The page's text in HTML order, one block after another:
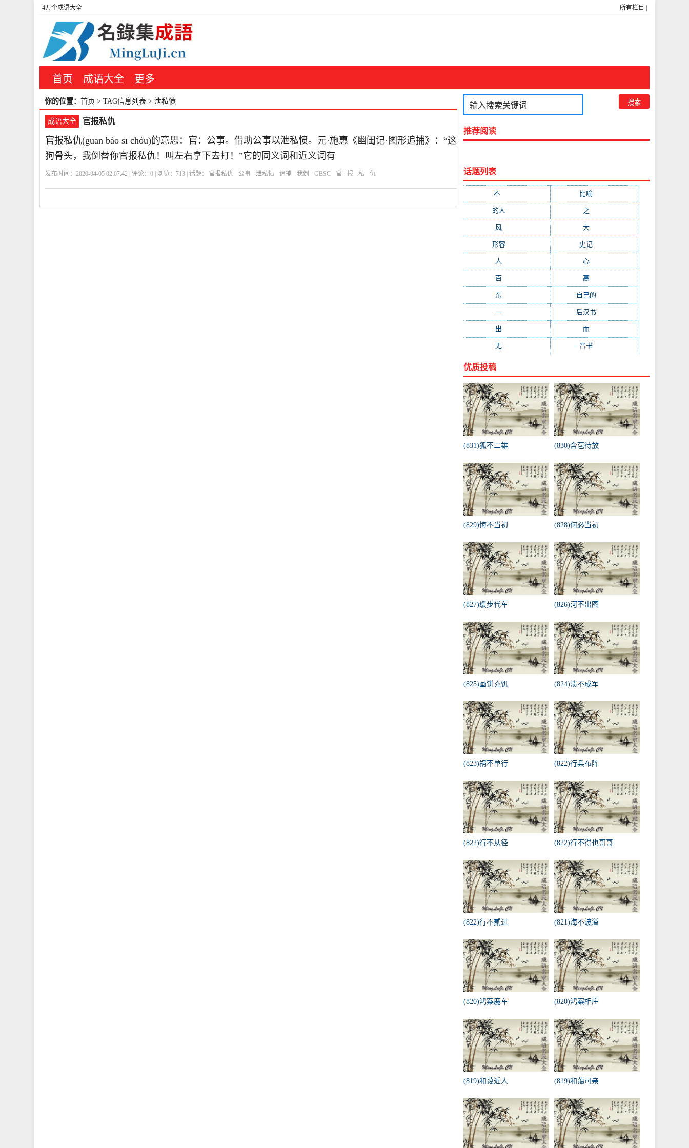
所有栏目
4万个成语大全
首页 成语大全 更多
你的位置： 首页 > TAG信息列表 > 泄私愤
成语大全 官报私仇
官报私仇(guān bào sī chóu)的意思：官：公事。借助公事以泄私愤。元·施惠《幽闺记·图形追捕》：“这
狗骨头，我倒替你官报私仇！叫左右拿下去打！”它的同义词和近义词有
发布时间：2020-04-05 02:07:42 | 评论： 0 | 浏览： 713 | 话题： 官报私仇 公事 泄私愤 追捕 我倒 GBSC 官 报 私 仇
推荐阅读
话题列表
不(1048) 比喻
的人 之
风 大(292)
形容(281) 史记
人 心(200)
百 高(190)
东 自己的
一 后汉书(177)
出 而(164)
无 晋书
优质投稿
(831)狐不二雄 (830)含苞待放
(829)悔不当初 (828)何必当初
(827)缓步代车 (826)河不出图
(825)画饼充饥 (824)溃不成军
(823)祸不单行 (822)行兵布阵
(822)行不从径 (822)行不得也哥哥
(822)行不贰过 (821)海不波溢
(820)鸿案鹿车 (820)鸿案相庄
(819)和蔼近人 (819)和蔼可亲